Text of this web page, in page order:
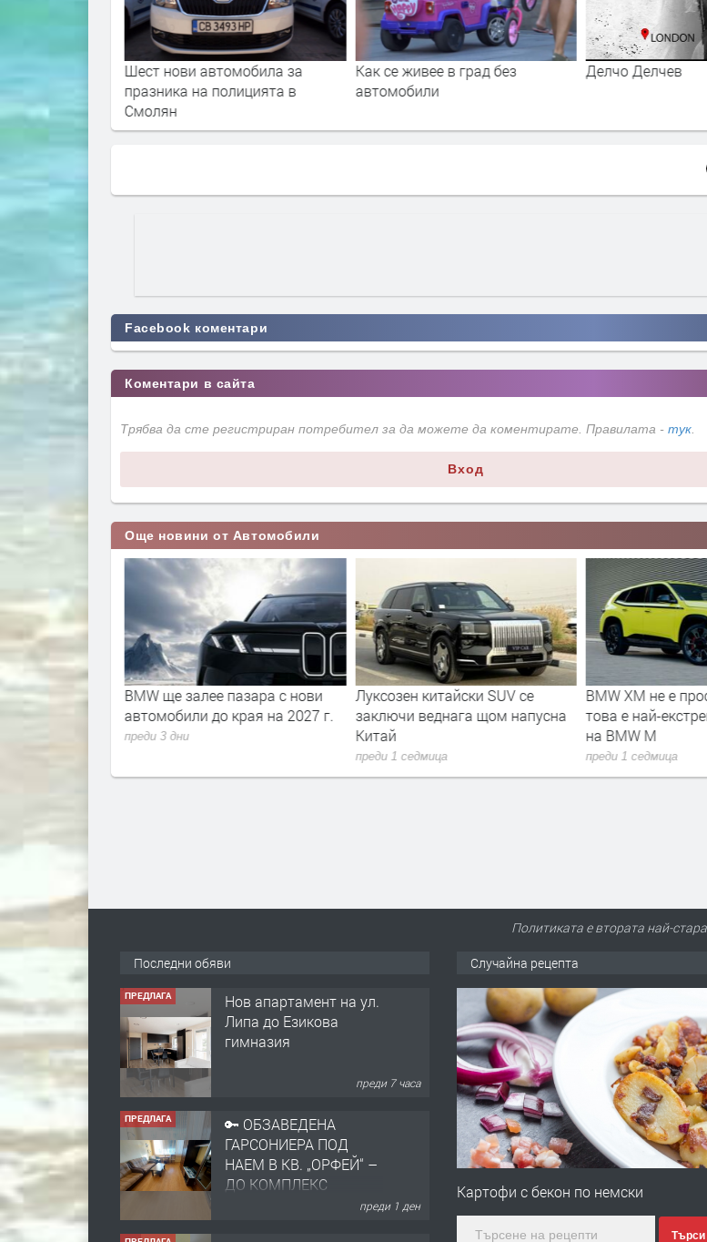
Шест нови автомобила за
празника на полицията в
Смолян
Как се живее в град без
автомобили
Делчо Делчев
Facebook коментари
Коментари в сайта
Трябва да сте регистриран потребител за да можете да коментирате. Правилата - тук.
Вход
Още новини от Автомобили
пари, без да
волана,
BMW ще залее пазара с нови
автомобили до края на 2027 г.
преди 3 дни
Луксозен китайски SUV се
заключи веднага щом напусна
Китай
преди 1 седмица
BMW XM не е
това е най-
на BMW M
преди 1 седмица
Политиката е втората най-
Последни обяви
ПРЕДЛАГА
Нов апартамент на ул.
Липа до Езикова
гимназия
преди 7 часа
ПРЕДЛАГА
🔑 ОБЗАВЕДЕНА
ГАРСОНИЕРА ПОД
НАЕМ В КВ. „ОРФЕЙ“ –
ДО КОМПЛЕКС
преди 1 ден
Случайна рецепта
Картофи с бекон по немски
Търси